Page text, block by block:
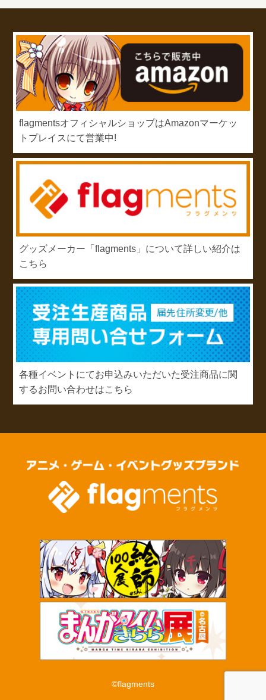
flagmentsオフィシャルショップはAmazonマーケッ
トプレイスにて営業中!
グッズメーカー「flagments」について詳しい紹介は
こちら
各種イベントにてお申込みいただいた受注商品に関
するお問い合わせはこちら
©flagments